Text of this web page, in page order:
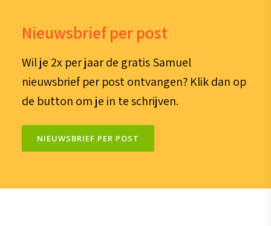
Nieuwsbrief per post
Wil je 2x per jaar de gratis Samuel
nieuwsbrief per post ontvangen? Klik dan op
de button om je in te schrijven.
NIEUWSBRIEF PER POST